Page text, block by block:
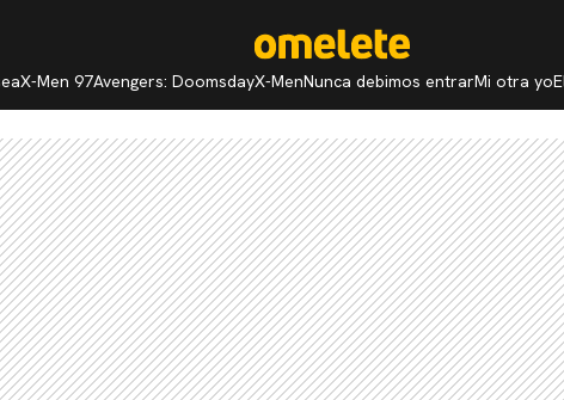
X-Men 97Avengers: DoomsdayX-MenNunca debimos entrarMi otra yo